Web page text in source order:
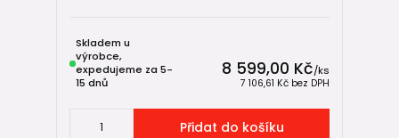
8 599,00 Kč/ks
7 106,61 Kč bez DPH
Skladem u
výrobce,
expedujeme za 5-
15 dnů
Přidat do košíku